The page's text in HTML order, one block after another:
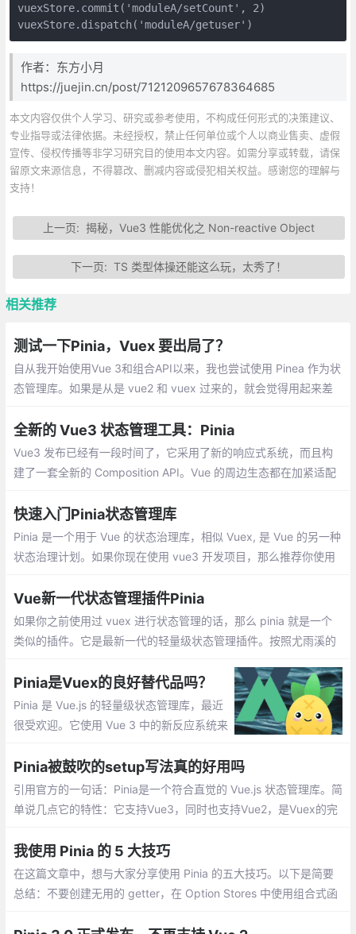
vuexStore.commit('moduleA/setCount', 2)
vuexStore.dispatch('moduleA/getuser')
作者：东方小月
https://juejin.cn/post/7121209657678364685
本文内容仅供个人学习、研究或参考使用，不构成任何形式的决策建议、
专业指导或法律依据。未经授权，禁止任何单位或个人以商业售卖、虚假
宣传、侵权传播等非学习研究目的使用本文内容。如需分享或转载，请保
留原文来源信息，不得篡改、删减内容或侵犯相关权益。感谢您的理解与
支持！
上一页: 揭秘，Vue3 性能优化之 Non-reactive Object
下一页: TS 类型体操还能这么玩，太秀了！
相关推荐
测试一下Pinia，Vuex 要出局了？
自从我开始使用Vue 3和组合API以来，我也尝试使用 Pinea 作为状
态管理库。如果是从是 vue2 和 vuex 过来的，就会觉得用起来差
全新的 Vue3 状态管理工具：Pinia
Vue3 发布已经有一段时间了，它采用了新的响应式系统，而且构
建了一套全新的 Composition API。Vue 的周边生态都在加紧适配
快速入门Pinia状态管理库
Pinia 是一个用于 Vue 的状态治理库，相似 Vuex, 是 Vue 的另一种
状态治理计划。如果你现在使用 vue3 开发项目，那么推荐你使用
Vue新一代状态管理插件Pinia
如果你之前使用过 vuex 进行状态管理的话，那么 pinia 就是一个
类似的插件。它是最新一代的轻量级状态管理插件。按照尤雨溪的
Pinia是Vuex的良好替代品吗？
Pinia 是 Vue.js 的轻量级状态管理库，最近
很受欢迎。它使用 Vue 3 中的新反应系统来
Pinia被鼓吹的setup写法真的好用吗
引用官方的一句话：Pinia是一个符合直觉的 Vue.js 状态管理库。简
单说几点它的特性：它支持Vue3，同时也支持Vue2，是Vuex的完
我使用 Pinia 的 5 大技巧
在这篇文章中，想与大家分享使用 Pinia 的五大技巧。以下是简要
总结：不要创建无用的 getter，在 Option Stores 中使用组合式函